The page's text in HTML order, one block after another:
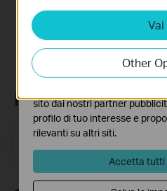
Iscriviti alla
Indirizzo email
Vai
Other
Analytics e Marketing
I cookies analitici ci
attività sul nostro sito allo
funzionalità.
sito dai nostri partner
profilo di tuo interesse e
rilevanti su altri siti.
Accetta tutti